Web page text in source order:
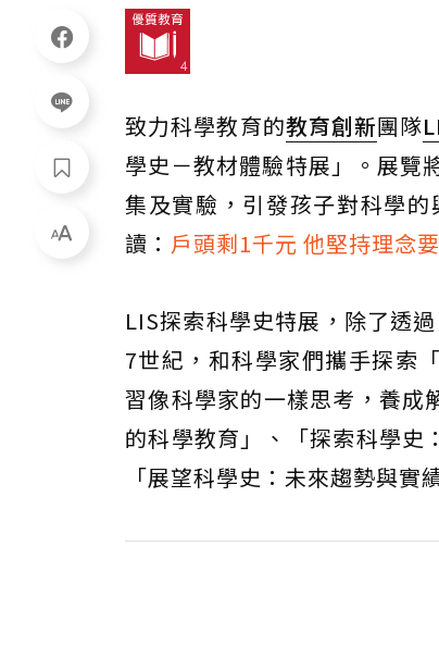
致力科學教育的教育創新團隊
學史－教材體驗特展」。展覽
集及實驗，引發孩子對科學
讀： 戶頭剩1千元 他堅持理念
LIS探索科學史特展，除了透
7世紀，和科學家們攜手探索
習像科學家的一樣思考，養成
的科學教育」、「探索科學史
「展望科學史：未來趨勢與實